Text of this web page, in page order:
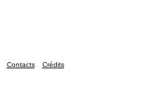
Contacts Crédits